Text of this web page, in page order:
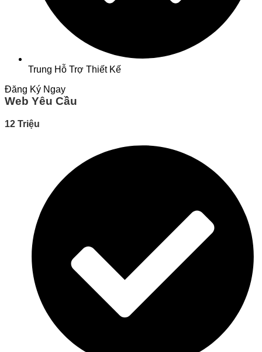
Trung Hỗ Trợ Thiết Kế
Đăng Ký Ngay
Web Yêu Cầu
12 Triệu